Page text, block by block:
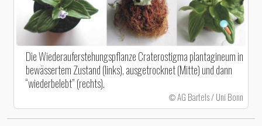
Die Wiederauferstehungspflanze Craterostigma plantagineum in
bewässertem Zustand (links), ausgetrocknet (Mitte) und dann
“wiederbelebt” (rechts).
©AG Bartels / Uni Bonn